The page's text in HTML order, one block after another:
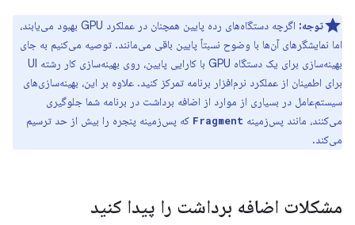
توجه:
اگرچه دستگاه‌های رده پایین همچنان در عملکرد GPU بهبود می‌یابند،
اما نمایشگرهای آن‌ها با وضوح نسبتاً پایین باقی می‌مانند. توصیه می‌کنیم به جای
بهینه‌سازی برای یک دستگاه GPU با کارایی پایین، روی بهینه‌سازی کار رشته UI
برای اطمینان از عملکرد نرم‌افزار برنامه تمرکز کنید. علاوه بر این، بهینه‌سازی‌های
سیستم‌عامل در بسیاری از موارد از اضافه برداشت در برنامه شما جلوگیری
می‌کنند، مانند پس‌زمینه Fragment که پس‌زمینه پنجره را بیش از حد ترسیم
می‌کند.
مشکلات اضافه برداشت را پیدا کنید